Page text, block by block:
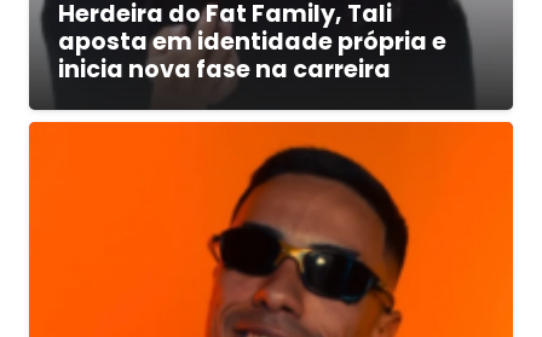
Herdeira do Fat Family, Tali
aposta em identidade própria e
inicia nova fase na carreira